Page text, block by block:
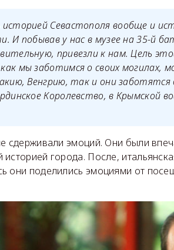
историей Севастополя вообще и
И побывав у нас в музее на 35-й
привезли к нам. Цель
мы заботимся о своих могилах,
Венгрию, так и они
Королевство, в Крымской
сдерживали эмоций. Они были
города. После,
они поделились эмоциями от